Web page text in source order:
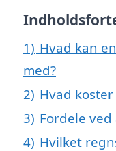
1) Hvad kan
med?
2) Hvad
3) Fordele
4) Hvilket